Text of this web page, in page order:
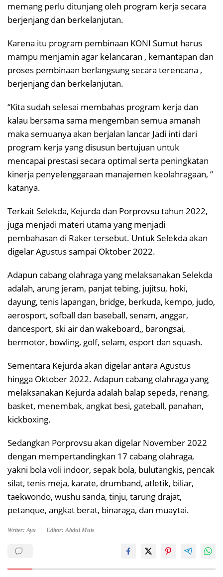
memang perlu ditunjang oleh program kerja secara
berjenjang dan berkelanjutan.
Karena itu program pembinaan KONI Sumut harus
mampu menjamin agar kelancaran , kemantapan dan
proses pembinaan berlangsung secara terencana ,
berjenjang dan berkelanjutan.
“Kita sudah selesai membahas program kerja dan
kalau bersama sama mengemban semua amanah
maka semuanya akan berjalan lancar Jadi inti dari
program kerja yang disusun bertujuan untuk
mencapai prestasi secara optimal serta peningkatan
kinerja penyelenggaraan manajemen keolahragaan, ”
katanya.
Terkait Selekda, Kejurda dan Porprovsu tahun 2022,
juga menjadi materi utama yang menjadi
pembahasan di Raker tersebut. Untuk Selekda akan
digelar Agustus sampai Oktober 2022.
Adapun cabang olahraga yang melaksanakan Selekda
adalah, arung jeram, panjat tebing, jujitsu, hoki,
dayung, tenis lapangan, bridge, berkuda, kempo, judo,
aerosport, sofball dan baseball, senam, anggar,
dancesport, ski air dan wakeboard,, barongsai,
bermotor, bowling, golf, selam, esport dan squash.
Sementara Kejurda akan digelar antara Agustus
hingga Oktober 2022. Adapun cabang olahraga yang
melaksanakan Kejurda adalah balap sepeda, renang,
basket, menembak, angkat besi, gateball, panahan,
kickboxing.
Sedangkan Porprovsu akan digelar November 2022
dengan mempertandingkan 17 cabang olahraga,
yakni bola voli indoor, sepak bola, bulutangkis, pencak
silat, tenis meja, karate, drumband, atletik, biliar,
taekwondo, wushu sanda, tinju, tarung drajat,
petanque, angkat berat, binaraga, dan muaytai.
Writer: Ayu Editor: Abdul Muis